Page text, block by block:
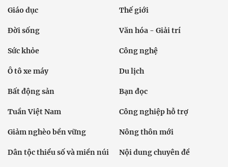
Giáo dục Thế giới
Đời sống Văn hóa - Giải trí
Sức khỏe Công nghệ
Ô tô xe máy Du lịch
Bất động sản Bạn đọc
Tuần Việt Nam Công nghiệp hỗ trợ
Giảm nghèo bền vững Nông thôn mới
Dân tộc thiểu số và miền núi Nội dung chuyên đề